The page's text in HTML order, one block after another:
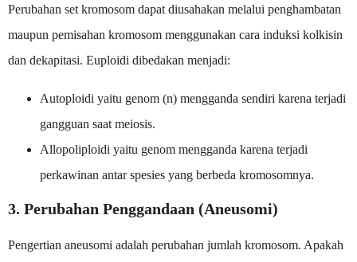
Perubahan set kromosom dapat diusahakan melalui penghambatan
maupun pemisahan kromosom menggunakan cara induksi kolkisin
dan dekapitasi. Euploidi dibedakan menjadi:
Autoploidi yaitu genom (n) mengganda sendiri karena terjadi
gangguan saat meiosis.
Allopoliploidi yaitu genom mengganda karena terjadi
perkawinan antar spesies yang berbeda kromosomnya.
3. Perubahan Penggandaan (Aneusomi)
Pengertian aneusomi adalah perubahan jumlah kromosom. Apakah